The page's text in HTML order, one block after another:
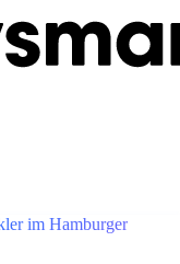
im Hamburger